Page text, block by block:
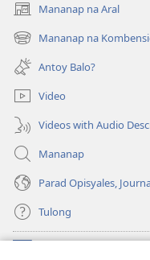
Mananap na Aral
(opens
new
window)
Mananap na
(opens
new
window)
Antoy Balo?
Video
Videos with Audio
Mananap
Parad Opisyales,
Tulong